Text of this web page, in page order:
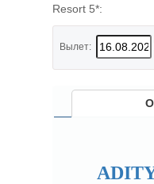
Resort 5*:
Вылет: